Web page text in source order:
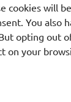
cookies will
You also
opting out
on your